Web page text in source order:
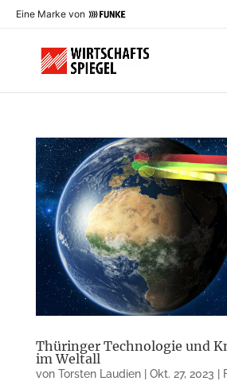
Eine Marke von
Thüringer Technologie und
im Weltall
von Torsten Laudien| Okt. 27, 2023